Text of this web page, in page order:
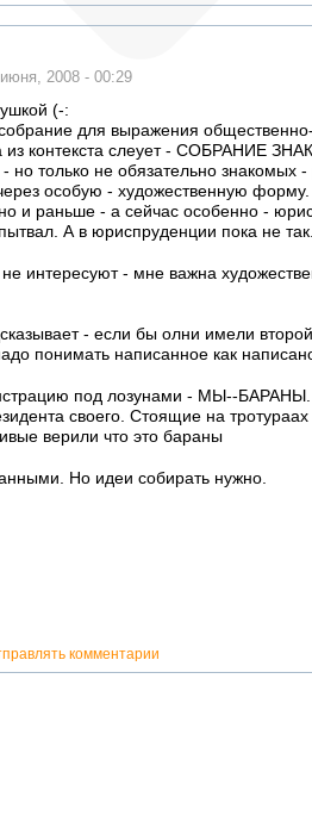
2008 - 00:29
(-:
для выражения общественно-
а из контекста слеует - СОБРАНИЕ
только не обязательно знакомых -
особую - художественную форму.
и раньше - а сейчас особенно -
А в юриспруденции пока не так.
интересуют - мне важна
- если бы олни имели
понимать написанное как
под лозунами - МЫ--
своего. Стоящие на
верили что это бараны
Но идеи собирать нужно.
комментарии